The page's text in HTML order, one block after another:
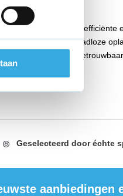
leveren snelle, efficiënte
snellader of een draadloze
onze opladers de
Geselecteerd dooréchte
aanbiedingen